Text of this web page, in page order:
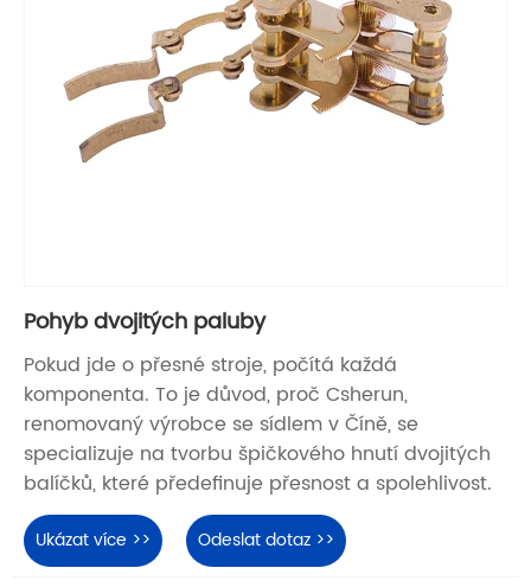
Pohyb dvojitých paluby
Pokud jde o přesné stroje, počítá každá
komponenta. To je důvod, proč Csherun,
renomovaný výrobce se sídlem v Číně, se
specializuje na tvorbu špičkového hnutí dvojitých
balíčků, které předefinuje přesnost a spolehlivost.
Ukázat více >> Odeslat dotaz >>